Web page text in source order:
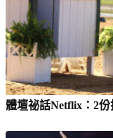
體壇祕話Netflix：2